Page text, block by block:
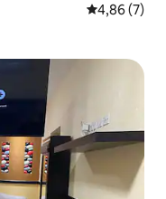
Μέση
4,86 (7)